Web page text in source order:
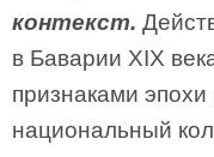
контекст.
в Баварии XIX
признаками
национальный